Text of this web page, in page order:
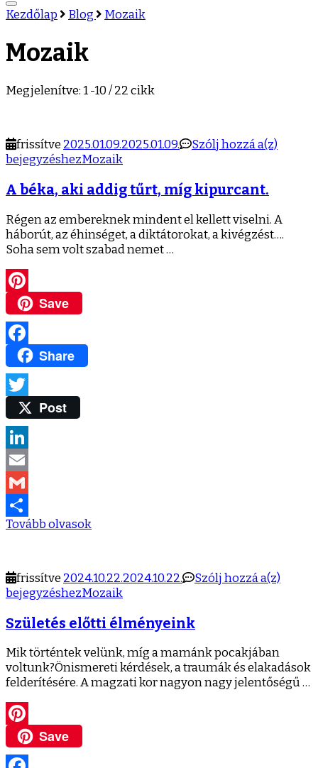
Kezdőlap Blog Mozaik
Mozaik
Megjelenítve: 1 -10 / 22 cikk
frissítve 2025.01.09.2025.01.09. Szólj hozzá a(z)A
míg
bejegyzéshezMozaik
A béka, aki addig tűrt, míg kipurcant.
Régen az embereknek mindent el kellett viselni. A
háborút, az éhinséget, a diktátorokat, a kivégzést….
Soha sem volt szabad nemet …
Pinterest
Save
Facebook
Share
TwitterPost
LinkedIn
Email
Gmail
Ossza
Tovább olvasok
frissítve 2024.10.22.2024.10.22. Szólj hozzá a(z)
bejegyzéshezMozaik
Születés előtti élményeink
Mik történtek velünk, míg a mamánk pocakjában
voltunk?Önismereti kérdések, a traumák és elakadások
felderítésére. A magzati kor nagyon nagy jelentőségű …
Pinterest
Save